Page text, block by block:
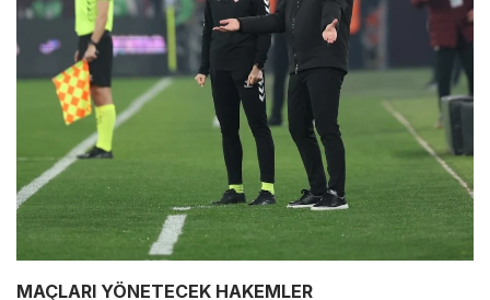
MAÇLARI YÖNETECEK HAKEMLER